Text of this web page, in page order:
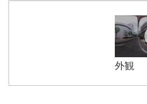
外観